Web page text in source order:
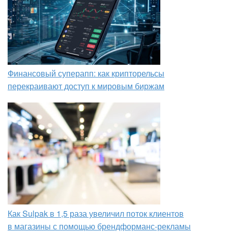
Финансовый суперапп: как крипторельсы
перекраивают доступ к мировым биржам
Как Sulpak в 1,5 раза увеличил поток клиентов
в магазины с помощью брендформанс-рекламы